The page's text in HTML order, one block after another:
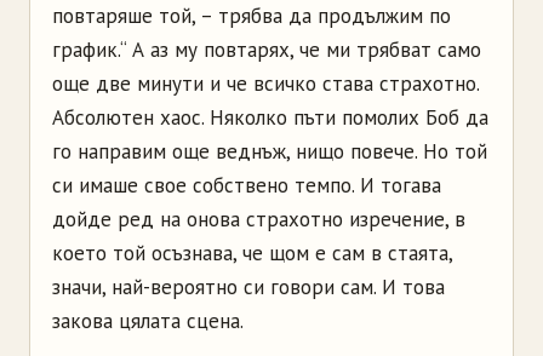
повтаряше той, – трябва да продължим по
график.“ А аз му повтарях, че ми трябват само
още две минути и че всичко става страхотно.
Абсолютен хаос. Няколко пъти помолих Боб да
го направим още веднъж, нищо повече. Но той
си имаше свое собствено темпо. И тогава
дойде ред на онова страхотно изречение, в
което той осъзнава, че щом е сам в стаята,
значи, най-вероятно си говори сам. И това
закова цялата сцена.